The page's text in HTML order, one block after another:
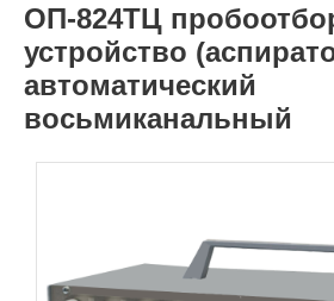
ОП-824ТЦ
устройство
автоматический
восьмиканальный